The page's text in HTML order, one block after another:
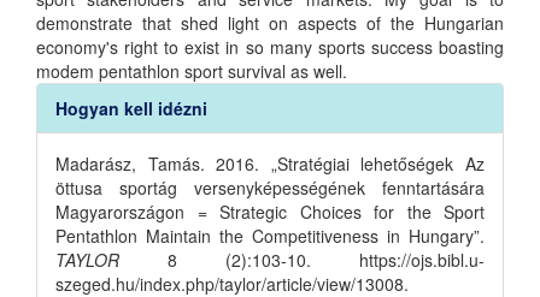
demonstrate that shed light on aspects of the Hungarian
economy's right to exist in so many sports success boasting
modem pentathlon sport survival as well.
Article
Details
Hogyan kell idézni
Madarász, Tamás. 2016. „Stratégiai lehetőségek Az
öttusa sportág versenyképességének fenntartására
Magyarországon = Strategic Choices for the Sport
Pentathlon Maintain the Competitiveness in Hungary”.
TAYLOR 8 (2):103-10. https://ojs.bibl.u-
szeged.hu/index.php/taylor/article/view/13008.